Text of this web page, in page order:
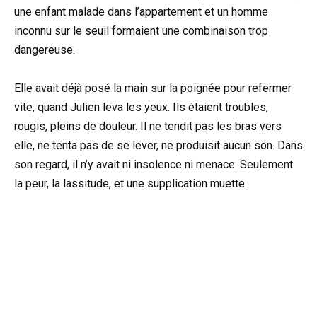
une enfant malade dans l’appartement et un homme
inconnu sur le seuil formaient une combinaison trop
dangereuse.
Elle avait déjà posé la main sur la poignée pour refermer
vite, quand Julien leva les yeux. Ils étaient troubles,
rougis, pleins de douleur. Il ne tendit pas les bras vers
elle, ne tenta pas de se lever, ne produisit aucun son. Dans
son regard, il n’y avait ni insolence ni menace. Seulement
la peur, la lassitude, et une supplication muette.